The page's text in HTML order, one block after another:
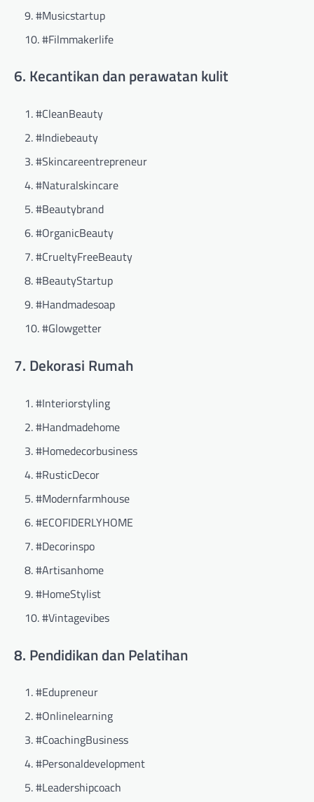
#Musicstartup
#Filmmakerlife
6. Kecantikan dan perawatan kulit
#CleanBeauty
#Indiebeauty
#Skincareentrepreneur
#Naturalskincare
#Beautybrand
#OrganicBeauty
#CrueltyFreeBeauty
#BeautyStartup
#Handmadesoap
#Glowgetter
7. Dekorasi Rumah
#Interiorstyling
#Handmadehome
#Homedecorbusiness
#RusticDecor
#Modernfarmhouse
#ECOFIDERLYHOME
#Decorinspo
#Artisanhome
#HomeStylist
#Vintagevibes
8. Pendidikan dan Pelatihan
#Edupreneur
#Onlinelearning
#CoachingBusiness
#Personaldevelopment
#Leadershipcoach